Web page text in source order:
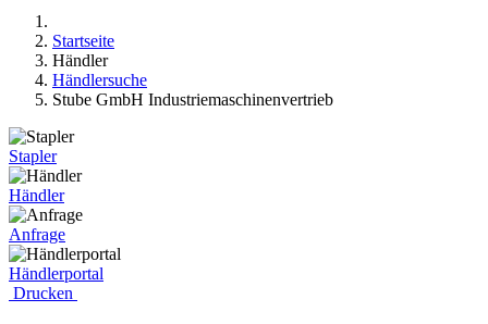
Startseite
Händler
Händlersuche
Stube GmbH Industriemaschinenvertrieb
Stapler
Händler
Anfrage
Händlerportal
Drucken